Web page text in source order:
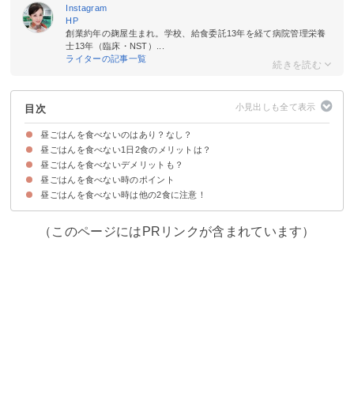
Instagram
HP
創業約年の麹屋生まれ。学校、給食委託13年を経て病院管理栄養
士13年（臨床・NST）...
ライターの記事一覧
目次
昼ごはんを食べないのはあり？なし？
昼ごはんを食べない1日2食のメリットは？
①眠気がなくなる＆集中力UP
②節約になる
③自由時間が増える
④1日の摂取総カロリーが減りダイエット向き
⑤夕食がより美味しく感じられる
昼ごはんを食べないデメリットも？
①夕食を食べ過ぎてしまいやすくなる
②栄養バランスが崩れがちになる
昼ごはんを食べない時のポイント
①夕食では1汁3菜を意識する
②軽めの昼食を取るのもあり
昼ごはんを食べない時は他の2食に注意！
（このページにはPRリンクが含まれています）